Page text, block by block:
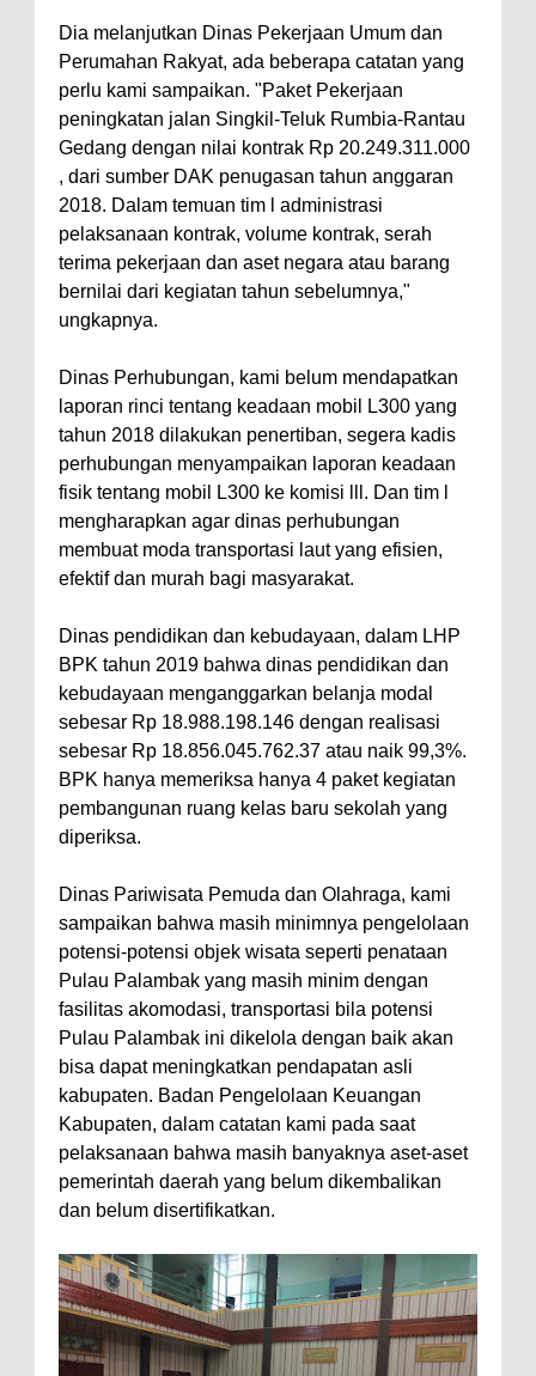
Dia melanjutkan Dinas Pekerjaan Umum dan
Perumahan Rakyat, ada beberapa catatan yang
perlu kami sampaikan. "Paket Pekerjaan
peningkatan jalan Singkil-Teluk Rumbia-Rantau
Gedang dengan nilai kontrak Rp 20.249.311.000
, dari sumber DAK penugasan tahun anggaran
2018. Dalam temuan tim l administrasi
pelaksanaan kontrak, volume kontrak, serah
terima pekerjaan dan aset negara atau barang
bernilai dari kegiatan tahun sebelumnya,"
ungkapnya.
Dinas Perhubungan, kami belum mendapatkan
laporan rinci tentang keadaan mobil L300 yang
tahun 2018 dilakukan penertiban, segera kadis
perhubungan menyampaikan laporan keadaan
fisik tentang mobil L300 ke komisi lll. Dan tim l
mengharapkan agar dinas perhubungan
membuat moda transportasi laut yang efisien,
efektif dan murah bagi masyarakat.
Dinas pendidikan dan kebudayaan, dalam LHP
BPK tahun 2019 bahwa dinas pendidikan dan
kebudayaan menganggarkan belanja modal
sebesar Rp 18.988.198.146 dengan realisasi
sebesar Rp 18.856.045.762.37 atau naik 99,3%.
BPK hanya memeriksa hanya 4 paket kegiatan
pembangunan ruang kelas baru sekolah yang
diperiksa.
Dinas Pariwisata Pemuda dan Olahraga, kami
sampaikan bahwa masih minimnya pengelolaan
potensi-potensi objek wisata seperti penataan
Pulau Palambak yang masih minim dengan
fasilitas akomodasi, transportasi bila potensi
Pulau Palambak ini dikelola dengan baik akan
bisa dapat meningkatkan pendapatan asli
kabupaten. Badan Pengelolaan Keuangan
Kabupaten, dalam catatan kami pada saat
pelaksanaan bahwa masih banyaknya aset-aset
pemerintah daerah yang belum dikembalikan
dan belum disertifikatkan.